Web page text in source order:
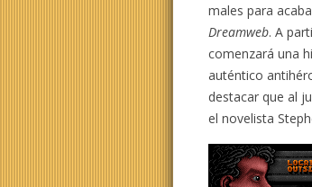
males para
Dreamweb. A
comenzará una
auténtico
destacar que al
el novelista